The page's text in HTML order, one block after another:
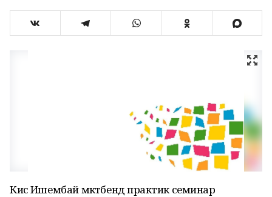
Кисә Ишембай мәктәбендә практик семинар